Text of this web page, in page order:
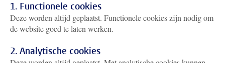
1. Functionele cookies
Deze worden altijd geplaatst. Functionele cookies zijn nodig om
de website goed te laten werken.
2. Analytische cookies